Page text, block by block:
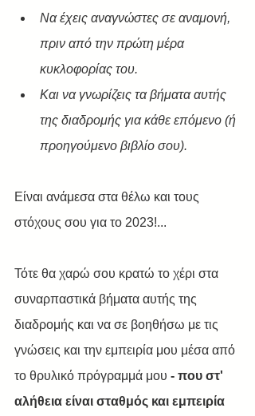
Nα έχεις αναγνώστες σε αναμονή,
πριν από την πρώτη μέρα
κυκλοφορίας του.
Και να γνωρίζεις τα βήματα αυτής
της διαδρομής για κάθε επόμενο (ή
προηγούμενο βιβλίο σου).
Είναι ανάμεσα στα θέλω και τους
στόχους σου για το 2023!...
Τότε θα χαρώ σου κρατώ το χέρι στα
συναρπαστικά βήματα αυτής της
διαδρομής και να σε βοηθήσω με τις
γνώσεις και την εμπειρία μου μέσα από
το θρυλικό πρόγραμμά μου - που στ'
αλήθεια είναι σταθμός και εμπειρία